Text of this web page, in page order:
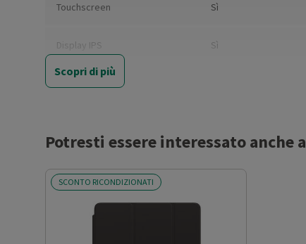
Touchscreen Sì
Display IPS Sì
Marca processore
Scopri di più
Potresti essere interessato anche a
SCONTO RICONDIZIONATI